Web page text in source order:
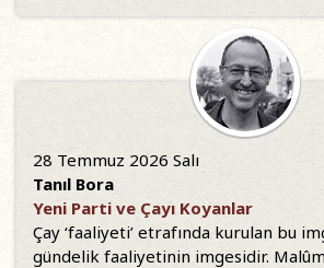
28 Temmuz 2026 Salı
Tanıl Bora
Yeni Parti ve Çayı Koyanlar
Çay ‘faaliyeti’ etrafında kurulan bu
gündelik faaliyetinin imgesidir.